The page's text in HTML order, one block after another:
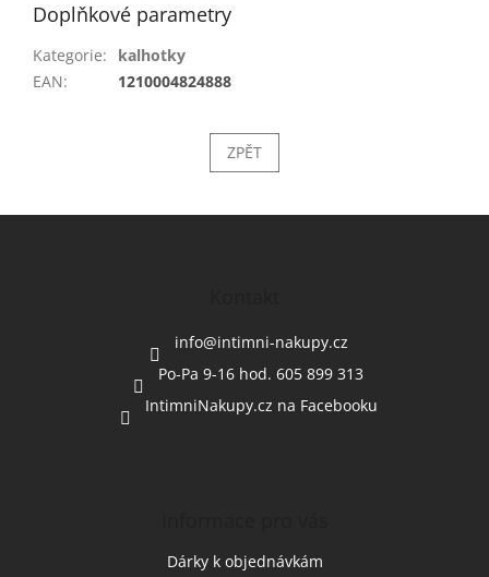
Doplňkové parametry
Kategorie:
kalhotky
EAN: 1210004824888
ZPĚT
info@intimni-nakupy.cz
Po-Pa 9-16 hod. 605 899 313
IntimniNakupy.cz na Facebooku
Dárky k objednávkám